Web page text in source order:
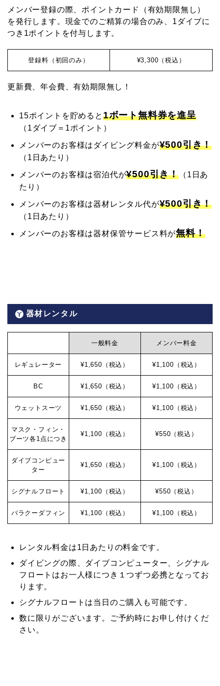
メンバー登録の際、ポイントカード（有効期限無し）
を発行します。現金でのご精算の場合のみ、1ダイブに
つき1ポイントを付与します。
登録料（初回のみ） ¥3,300（税込）
更新費、年会費、有効期限無し！
15ポイントを貯めると 1ボート無料券を進呈
（1ダイブ＝1ポイント）
メンバーのお客様はダイビング料金が¥500引き！
（1日あたり）
メンバーのお客様は宿泊代が¥500引き！ （1日あ
たり）
メンバーのお客様は器材レンタル代が¥500引き！
（1日あたり）
メンバーのお客様は器材保管サービス料が無料！
器材レンタル
一般料金 メンバー料金
レギュレーター ¥1,650（税込） ¥1,100（税込）
BC ¥1,650（税込） ¥1,100（税込）
ウェットスーツ ¥1,650（税込） ¥1,100（税込）
マスク・フィン・
ブーツ各1点につき
¥1,100（税込） ¥550（税込）
ダイブコンピュー
ター
¥1,650（税込） ¥1,100（税込）
シグナルフロート ¥1,100（税込） ¥550（税込）
バラクーダフィン ¥1,100（税込） ¥1,100（税込）
レンタル料金は1日あたりの料金です。
ダイビングの際、ダイブコンピューター、シグナル
フロートはお一人様につき１つずつ必携となってお
ります。
シグナルフロートは当日のご購入も可能です。
数に限りがございます。ご予約時にお申し付けくだ
さい。